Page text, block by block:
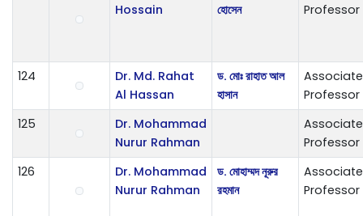
Hossain
হোসেন
Professor
124
Dr. Md. Rahat
Al Hassan
ড. মোঃ রাহাত আল
হাসান
Associate
Professor
125
Dr. Mohammad
Nurur Rahman
Associate
Professor
126
Dr. Mohammad
Nurur Rahman
ড. মোহাম্মদ নূরুর
রহমান
Associate
Professor